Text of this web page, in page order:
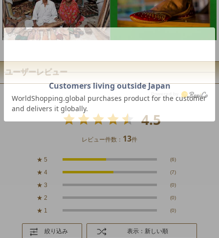
ユーザーレビュー
4.5
レビュー件数： 13件
★ 5 (6)
★ 4 (7)
★ 3 (0)
★ 2 (0)
★ 1 (0)
絞り込み 表示：新しい順